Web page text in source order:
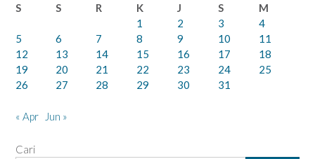
S
S R K J S
M
1
2 3
4
5
6 7 8 9 10
11
12
13 14 15 16 17
18
19
20 21 22 23 24
25
26
27 28 29 30 31
« Apr Jun »
Cari